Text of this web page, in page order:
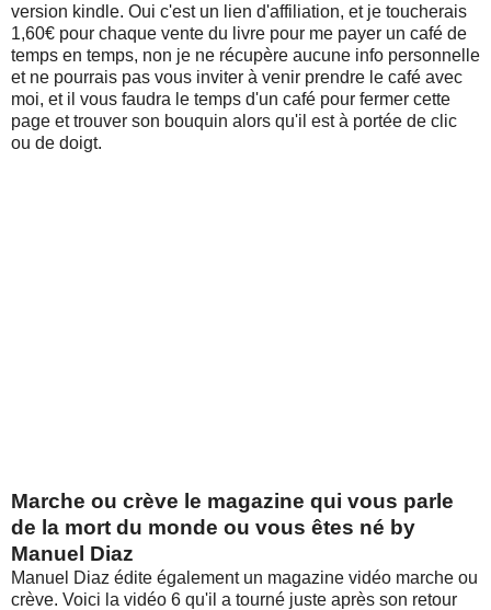
version kindle. Oui c'est un lien d'affiliation, et je toucherais
1,60€ pour chaque vente du livre pour me payer un café de
temps en temps, non je ne récupère aucune info personnelle
et ne pourrais pas vous inviter à venir prendre le café avec
moi, et il vous faudra le temps d'un café pour fermer cette
page et trouver son bouquin alors qu'il est à portée de clic
ou de doigt.
Marche ou crève le magazine qui vous parle
de la mort du monde ou vous êtes né by
Manuel Diaz
Manuel Diaz édite également un magazine vidéo marche ou
crève. Voici la vidéo 6 qu'il a tourné juste après son retour